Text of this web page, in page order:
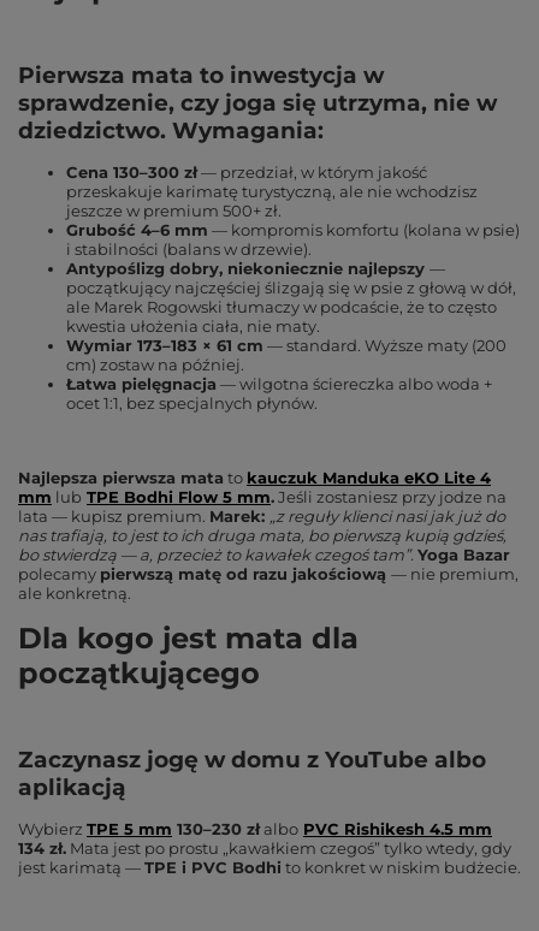
Pierwsza mata to inwestycja w
sprawdzenie, czy joga się utrzyma, nie w
dziedzictwo. Wymagania:
Cena 130–300 zł— przedział, w którym jakość
przeskakuje karimatę turystyczną, ale nie wchodzisz
jeszcze w premium 500+ zł.
Grubość 4–6 mm — kompromis komfortu (kolana w psie)
i stabilności (balans w drzewie).
Antypoślizg dobry, niekoniecznie najlepszy —
początkujący najczęściej ślizgają się w psie z głową w dół,
ale Marek Rogowski tłumaczy w podcaście, że to często
kwestia ułożenia ciała, nie maty.
Wymiar 173–183 × 61 cm — standard. Wyższe maty (200
cm) zostaw na później.
Łatwa pielęgnacja — wilgotna ściereczka albo woda +
ocet 1:1, bez specjalnych płynów.
Najlepsza pierwsza mata to kauczuk Manduka eKO Lite 4
mm lub TPE Bodhi Flow 5 mm.Jeśli zostaniesz przy jodze na
lata — kupisz premium. Marek:
„z reguły klienci nasi jak już do
nas trafiają, to jest to ich druga mata, bo pierwszą kupią gdzieś,
bo stwierdzą — a, przecież to kawałek czegoś tam”. Yoga Bazar
polecamy pierwszą matę od razu jakościową — nie premium,
ale konkretną.
Dla kogo jest mata dla
początkującego
Zaczynasz jogę w domu z YouTube albo
aplikacją
Wybierz TPE 5 mm 130–230 złalbo PVC Rishikesh 4.5 mm
134 zł. Mata jest po prostu „kawałkiem czegoś” tylko wtedy, gdy
jest karimatą —TPE i PVC Bodhi to konkret w niskim budżecie.